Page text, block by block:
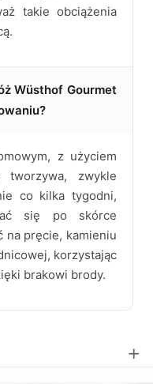
takie obciążenia
Wüsthof Gourmet
z użyciem
zwykle
co kilka tygodni,
się po skórce
na pręcie, kamieniu
korzystając
brakowi brody.